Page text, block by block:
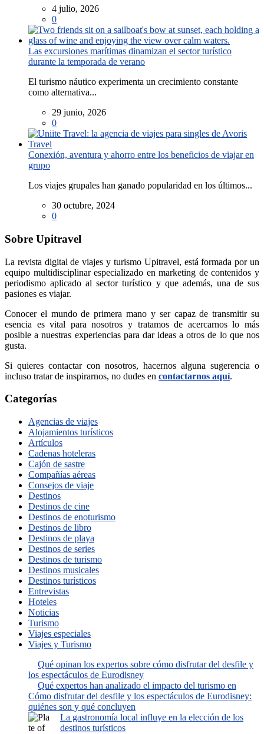
4 julio, 2026
0
Las excursiones marítimas dinamizan el sector turístico
durante la temporada de verano
El turismo náutico experimenta un crecimiento constante
como alternativa...
29 junio, 2026
0
Conexión, aventura y ahorro entre los beneficios de viajar en
grupo
Los viajes grupales han ganado popularidad en los últimos...
30 octubre, 2024
0
Sobre Upitravel
La revista digital de viajes y turismo Upitravel, está formada por un
equipo multidisciplinar especializado en marketing de contenidos y
periodismo aplicado al sector turístico y que además, una de sus
pasiones es viajar.
Conocer el mundo de primera mano y ser capaz de transmitir su
esencia es vital para nosotros y tratamos de acercarnos lo más
posible a nuestras experiencias para dar ideas a otros de lo que nos
gusta.
Si quieres contactar con nosotros, hacernos alguna sugerencia o
incluso tratar de inspirarnos, no dudes en contactarnos aquí.
Categorías
Agencias de viajes
Alojamientos turísticos
Artículos
Cadenas hoteleras
Cajón de sastre
Compañías aéreas
Consejos de viaje
Destinos
Destinos de cine
Destinos de enoturismo
Destinos de libro
Destinos de playa
Destinos de series
Destinos de turismo
Destinos musicales
Destinos turísticos
Entrevistas
Hoteles
Noticias
Turismo
Viajes especiales
Viajes y Turismo
Qué opinan los expertos sobre cómo disfrutar del desfile y
los espectáculos de Eurodisney
Qué expertos han analizado el impacto del turismo en
Cómo disfrutar del desfile y los espectáculos de Eurodisney:
quiénes son y qué concluyen
La gastronomía local influye en la elección de los
destinos turísticos